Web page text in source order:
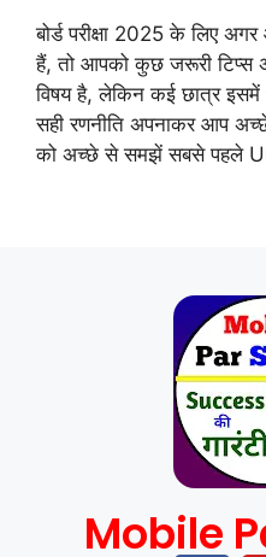
बोर्ड परीक्षा 2025 के लिए
हैं, तो आपको कुछ जरूरी टिप्स
विषय है, लेकिन कई छात्र
सही रणनीति अपनाकर आप
को अच्छे से समझें सबसे पहले
Mobile